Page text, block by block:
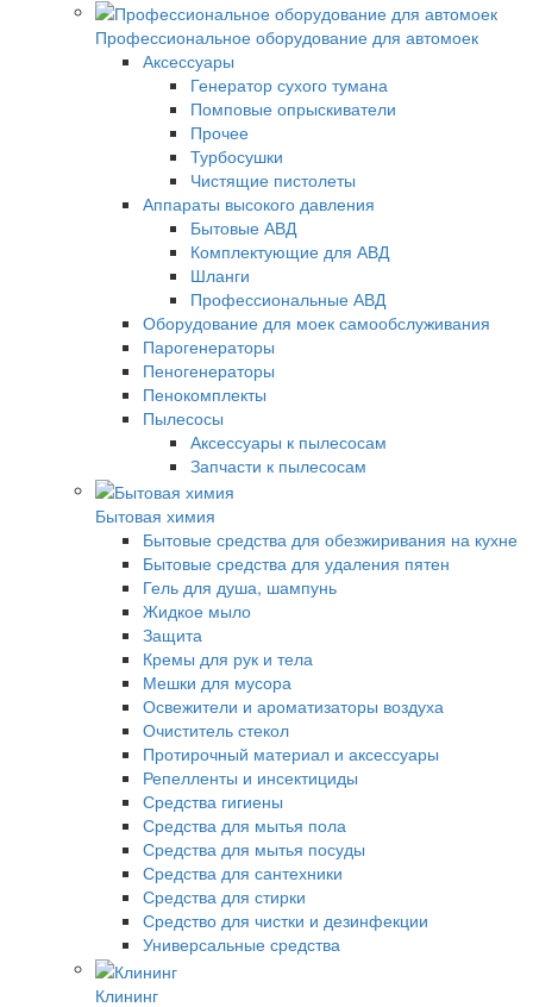
Профессиональное оборудование для автомоек
Аксессуары
Генератор сухого тумана
Помповые опрыскиватели
Прочее
Турбосушки
Чистящие пистолеты
Аппараты высокого давления
Бытовые АВД
Комплектующие для АВД
Шланги
Профессиональные АВД
Оборудование для моек самообслуживания
Парогенераторы
Пеногенераторы
Пенокомплекты
Пылесосы
Аксессуары к пылесосам
Запчасти к пылесосам
Бытовая химия
Бытовые средства для обезжиривания на кухне
Бытовые средства для удаления пятен
Гель для душа, шампунь
Жидкое мыло
Защита
Кремы для рук и тела
Мешки для мусора
Освежители и ароматизаторы воздуха
Очиститель стекол
Протирочный материал и аксессуары
Репелленты и инсектициды
Средства гигиены
Средства для мытья пола
Средства для мытья посуды
Средства для сантехники
Средства для стирки
Средство для чистки и дезинфекции
Универсальные средства
Клининг